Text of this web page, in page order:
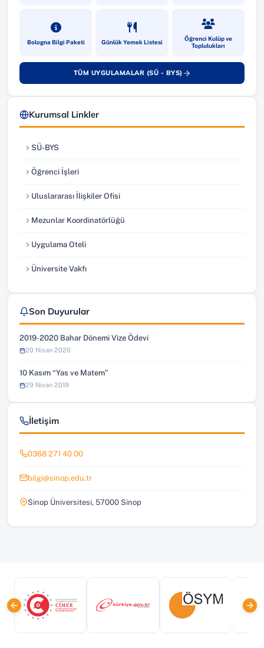
Bologna Bilgi Paketi(yeni sekmede açılır)Günlük Yemek Listesi(yeni sekmede açılır)Öğrenci Kulüp ve
Toplulukları
(yeni sekmede
TÜM UYGULAMALAR (SÜ - BYS)
(yeni sekmede açılır)
Kurumsal Linkler
SÜ-BYS
(yeni sekmede açılır)
Öğrenci İşleri
(yeni sekmede açılır)
Uluslararası İlişkiler Ofisi
(yeni sekmede açılır)
Mezunlar Koordinatörlüğü
(yeni sekmede açılır)
Uygulama Oteli
(yeni sekmede açılır)
Üniversite Vakfı
(yeni sekmede açılır)
Son Duyurular
2019-2020 Bahar Dönemi Vize Ödevi
20 Nisan 2020
10 Kasım “Yas ve Matem”
29 Nisan 2019
İletişim
0368 271 40 00
bilgi@sinop.edu.tr
Sinop Üniversitesi, 57000 Sinop
(yeni sekmede açılır)(yeni sekmede açılır)(yeni sekmede